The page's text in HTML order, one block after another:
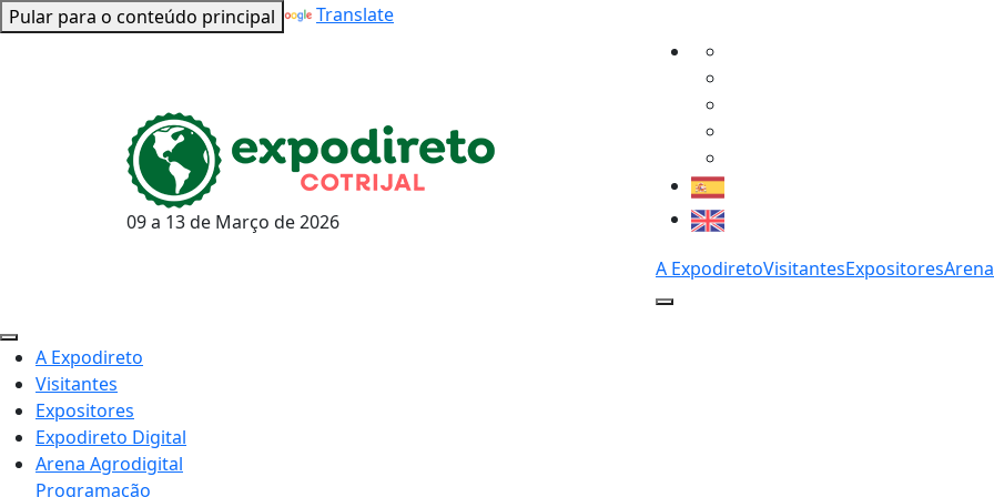
Powered by Translate
Pular para o conteúdo principal
09 a 13 de Março de 2026
A ExpodiretoVisitantesExpositores
A Expodireto
Visitantes
Expositores
Expodireto Digital
Arena Agrodigital
Programação